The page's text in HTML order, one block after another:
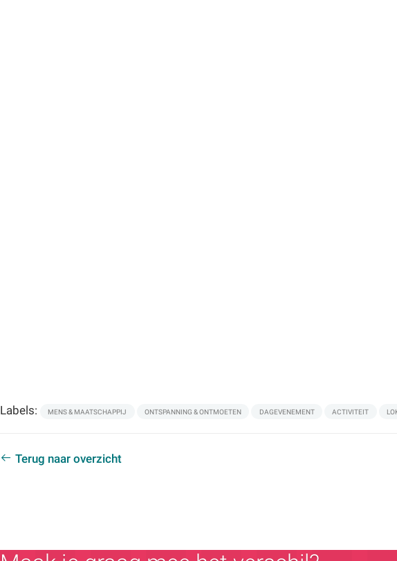
Labels: MENS & MAATSCHAPPIJ ONTSPANNING & ONTMOETEN DAGEVENEMENT ACTIVITEIT
Terug naar overzicht